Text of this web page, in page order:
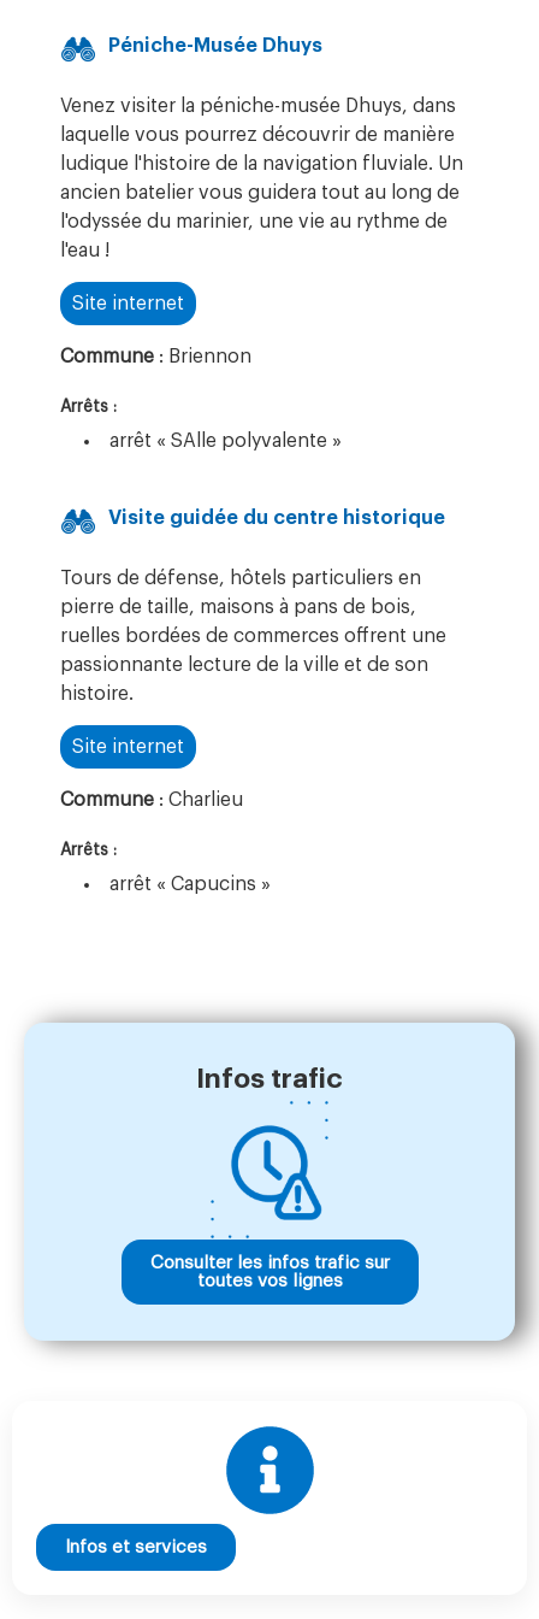
Péniche-Musée Dhuys
Venez visiter la péniche-musée Dhuys, dans
laquelle vous pourrez découvrir de manière
ludique l'histoire de la navigation fluviale. Un
ancien batelier vous guidera tout au long de
l'odyssée du marinier, une vie au rythme de
l'eau !
Site internet
Commune : Briennon
Arrêts :
arrêt « SAlle polyvalente »
Visite guidée du centre historique
Tours de défense, hôtels particuliers en
pierre de taille, maisons à pans de bois,
ruelles bordées de commerces offrent une
passionnante lecture de la ville et de son
histoire.
Site internet
Commune : Charlieu
Arrêts :
arrêt « Capucins »
Infos trafic
Consulter les infos trafic sur
toutes vos lignes
Infos et services